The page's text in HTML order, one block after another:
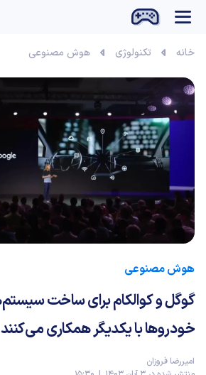
بازی آنلاین
خانه تکنولوژی هوش مصنوعی
هوش مصنوعی
خودروها با یکدیگر همکاری می‌کنند
امیررضا فروزان